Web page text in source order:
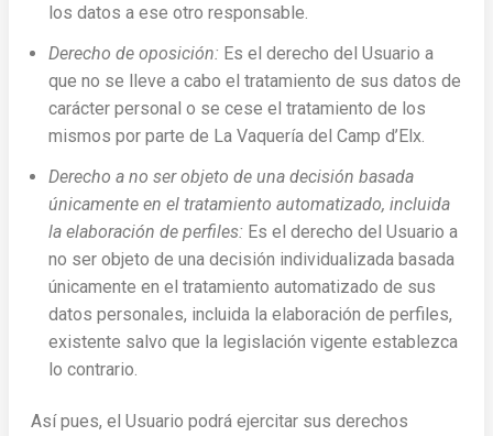
los datos a ese otro responsable.
Derecho de oposición: Es el derecho del Usuario a
que no se lleve a cabo el tratamiento de sus datos de
carácter personal o se cese el tratamiento de los
mismos por parte de La Vaquería del Camp d’Elx.
Derecho a no ser objeto de una decisión basada
únicamente en el tratamiento automatizado, incluida
la elaboración de perfiles: Es el derecho del Usuario a
no ser objeto de una decisión individualizada basada
únicamente en el tratamiento automatizado de sus
datos personales, incluida la elaboración de perfiles,
existente salvo que la legislación vigente establezca
lo contrario.
Así pues, el Usuario podrá ejercitar sus derechos